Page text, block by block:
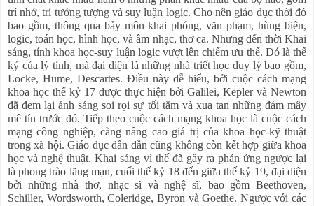
trí nhớ, trí tưởng tượng và suy luận logic. Cho nên giáo dục thời đó
bao gồm, thông qua bảy môn khai phóng, văn phạm, hùng biện,
logic, toán học, hình học, và âm nhạc, thơ ca. Nhưng đến thời Khai
sáng, tính khoa học-suy luận logic vượt lên chiếm ưu thế. Đó là thế
kỷ của lý tính, mà đại diện là những nhà triết học duy lý bao gồm,
Locke, Hume, Descartes. Điều này dễ hiểu, bởi cuộc cách mạng
khoa học thế kỷ 17 được thực hiện bởi Galilei, Kepler và Newton
đã đem lại ánh sáng soi rọi sự tối tăm và xua tan những đám mây
mê tín trước đó. Tiếp theo cuộc cách mạng khoa học là cuộc cách
mạng công nghiệp, càng nâng cao giá trị của khoa học-kỹ thuật
trong xã hội. Giáo dục dần dần cũng không còn kết hợp giữa khoa
học và nghệ thuật. Khai sáng vì thế đã gây ra phản ứng ngược lại
là phong trào lãng mạn, cuối thế kỷ 18 đến giữa thế kỷ 19, đại diện
bởi những nhà thơ, nhạc sĩ và nghệ sĩ, bao gồm Beethoven,
Schiller, Wordsworth, Coleridge, Byron và Goethe. Ngược với các